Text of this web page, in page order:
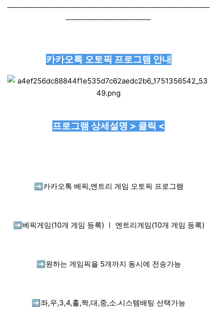
──────────────────────────────────────
────────────────
카카오톡 오토픽 프로그램 안내
프로그램 상세설명 > 클릭 <
➡️ 카카오톡 베픽,엔트리 게임 오토픽 프로그램
➡️ 베픽게임(10개 게임 등록) ㅣ 엔트리게임(10개 게임 등록)
➡️ 원하는 게임픽을 5개까지 동시에 전송가능
➡️ 좌,우,3,4,홀,짝,대,중,소.시스템배팅 선택가능